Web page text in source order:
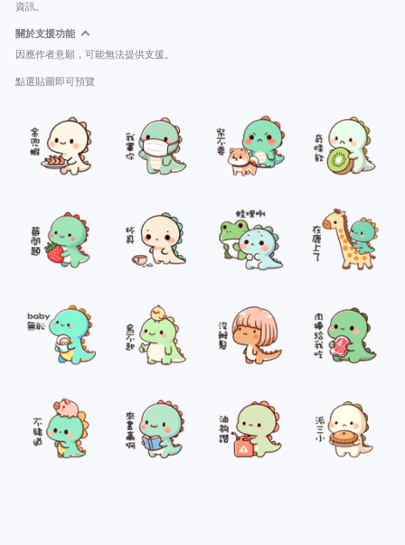
資訊。
關於支援功能
因應作者意願，可能無法提供支援。
點選貼圖即可預覽